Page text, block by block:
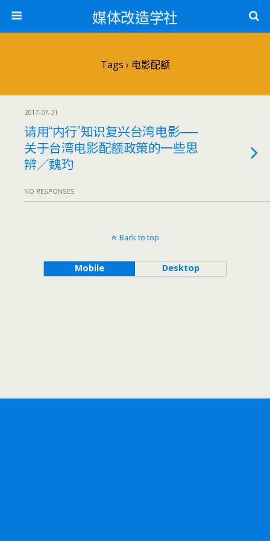
媒体改造学社
Tags › 电影配额
2017-07-31
请用“内行”知识复兴台湾电影──
关于台湾电影配额政策的一些思
辨／魏玓
NO RESPONSES
Back to top
Mobile Desktop